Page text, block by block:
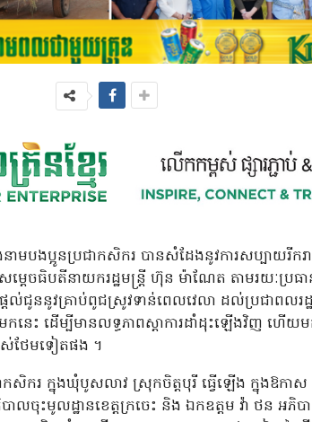
ាមបងប្អូនប្រជាកសិករ បានសំដែងនូវការសប្បាយ
តេចធិបតីនាយករដ្ឋមន្ត្រី ហ៊ុន ម៉ាណែត តាមរយៈប្រធាន
នផ្តល់ជូននូវគ្រាប់ពូជស្រូវទាន់ពេលវេលា ដល់ប្រជាពល
នេះ ដើម្បីមានលទ្ធភាពស្តាការដាំដុះឡើងវិញ ហ
ថែមទៀតផង ។
ករ ក្នុងឃុំបូសលាវ ស្រុកចិត្តបុរី ធ្វើឡើង ក្នុងឱកាស ឯ
បាលចុះមូលដ្ឋានខេត្តក្រចេះ និង ឯកឧត្តម វ៉ា ថន អ